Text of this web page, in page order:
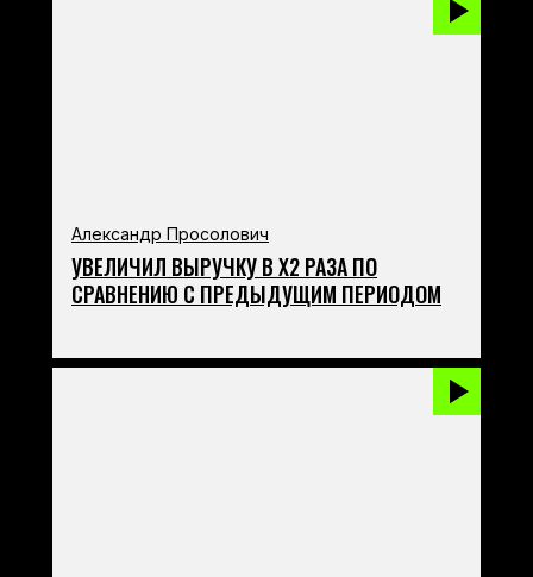
Александр Просолович
УВЕЛИЧИЛ ВЫРУЧКУ В Х2 РАЗА ПО
СРАВНЕНИЮ С ПРЕДЫДУЩИМ ПЕРИОДОМ